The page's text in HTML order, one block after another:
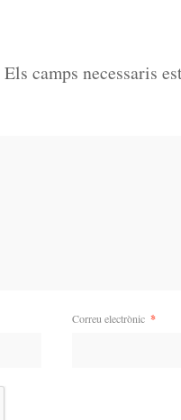
Els camps necessaris
Correu electrònic *